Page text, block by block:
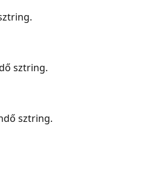
sztring.
sztring.